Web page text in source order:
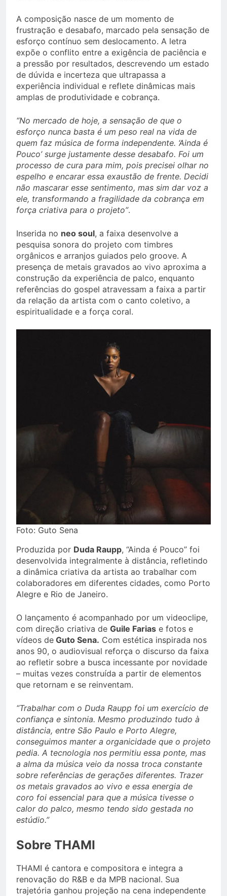
A composição nasce de um momento de
frustração e desabafo, marcado pela sensação de
esforço contínuo sem deslocamento. A letra
expõe o conflito entre a exigência de paciência e
a pressão por resultados, descrevendo um estado
de dúvida e incerteza que ultrapassa a
experiência individual e reflete dinâmicas mais
amplas de produtividade e cobrança.
“No mercado de hoje, a sensação de que o
esforço nunca basta é um peso real na vida de
quem faz música de forma independente. ‘Ainda é
Pouco’ surge justamente desse desabafo. Foi um
processo de cura para mim, pois precisei olhar no
espelho e encarar essa exaustão de frente. Decidi
não mascarar esse sentimento, mas sim dar voz a
ele, transformando a fragilidade da cobrança em
força criativa para o projeto”.
Inserida no neo soul, a faixa desenvolve a
pesquisa sonora do projeto com timbres
orgânicos e arranjos guiados pelo groove. A
presença de metais gravados ao vivo aproxima a
construção da experiência de palco, enquanto
referências do gospel atravessam a faixa a partir
da relação da artista com o canto coletivo, a
espiritualidade e a força coral.
Foto: Guto Sena
Produzida por Duda Raupp, “Ainda é Pouco” foi
desenvolvida integralmente à distância, refletindo
a dinâmica criativa da artista ao trabalhar com
colaboradores em diferentes cidades, como Porto
Alegre e Rio de Janeiro.
O lançamento é acompanhado por um videoclipe,
com direção criativa de Guile Farias e fotos e
vídeos de Guto Sena. Com estética inspirada nos
anos 90, o audiovisual reforça o discurso da faixa
ao refletir sobre a busca incessante por novidade
– muitas vezes construída a partir de elementos
que retornam e se reinventam.
“Trabalhar com o Duda Raupp foi um exercício de
confiança e sintonia. Mesmo produzindo tudo à
distância, entre São Paulo e Porto Alegre,
conseguimos manter a organicidade que o projeto
pedia. A tecnologia nos permitiu essa ponte, mas
a alma da música veio da nossa troca constante
sobre referências de gerações diferentes. Trazer
os metais gravados ao vivo e essa energia de
coro foi essencial para que a música tivesse o
calor do palco, mesmo tendo sido gestada no
estúdio.”
Sobre THAMI
THAMI é cantora e compositora e integra a
renovação do R&B e da MPB nacional. Sua
trajetória ganhou projeção na cena independente